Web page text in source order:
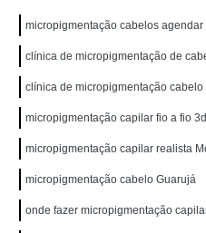
micropigmentação cabelos
clínica de micropigmentação de
clínica de micropigmentação
micropigmentação capilar fio a fio
micropigmentação capilar realista
micropigmentação cabelo Guarujá
onde fazer micropigmentação